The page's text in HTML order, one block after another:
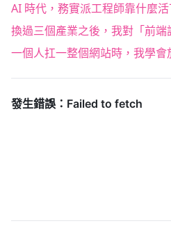
AI 時代，務實派工程師靠什麼活
換過三個產業之後，我對「前
一個人扛一整個網站時，我學會